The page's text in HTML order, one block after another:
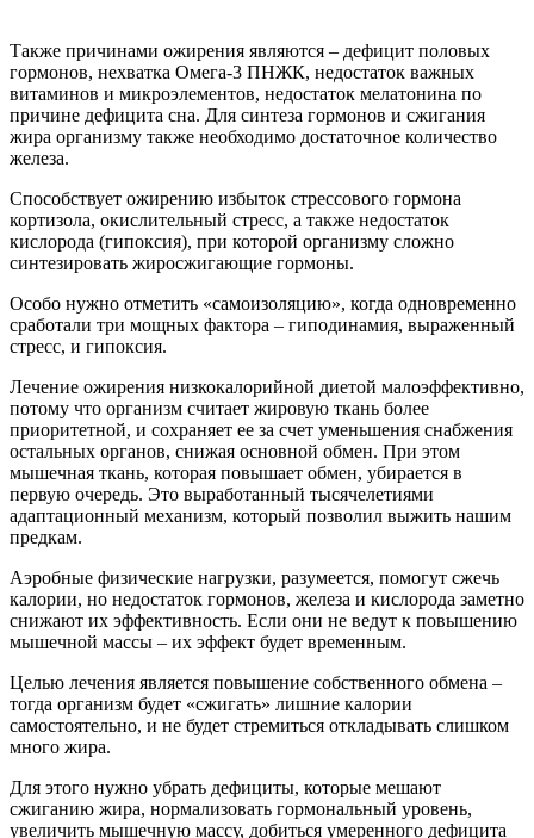
Также причинами ожирения являются – дефицит половых
гормонов, нехватка Омега-3 ПНЖК, недостаток важных
витаминов и микроэлементов, недостаток мелатонина по
причине дефицита сна. Для синтеза гормонов и сжигания
жира организму также необходимо достаточное количество
железа.
Способствует ожирению избыток стрессового гормона
кортизола, окислительный стресс, а также недостаток
кислорода (гипоксия), при которой организму сложно
синтезировать жиросжигающие гормоны.
Особо нужно отметить «самоизоляцию», когда одновременно
сработали три мощных фактора – гиподинамия, выраженный
стресс, и гипоксия.
Лечение ожирения низкокалорийной диетой малоэффективно,
потому что организм считает жировую ткань более
приоритетной, и сохраняет ее за счет уменьшения снабжения
остальных органов, снижая основной обмен. При этом
мышечная ткань, которая повышает обмен, убирается в
первую очередь. Это выработанный тысячелетиями
адаптационный механизм, который позволил выжить нашим
предкам.
Аэробные физические нагрузки, разумеется, помогут сжечь
калории, но недостаток гормонов, железа и кислорода заметно
снижают их эффективность. Если они не ведут к повышению
мышечной массы – их эффект будет временным.
Целью лечения является повышение собственного обмена –
тогда организм будет «сжигать» лишние калории
самостоятельно, и не будет стремиться откладывать слишком
много жира.
Для этого нужно убрать дефициты, которые мешают
сжиганию жира, нормализовать гормональный уровень,
увеличить мышечную массу, добиться умеренного дефицита